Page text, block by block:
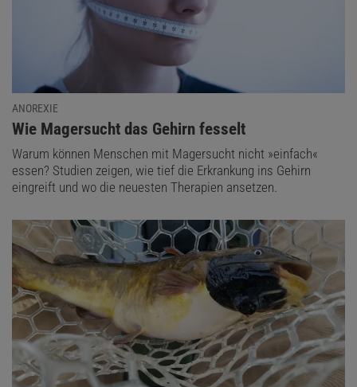
ANOREXIE
:
Wie Magersucht das Gehirn fesselt
Warum können Menschen mit Magersucht nicht »einfach«
essen? Studien zeigen, wie tief die Erkrankung ins Gehirn
eingreift und wo die neuesten Therapien ansetzen.